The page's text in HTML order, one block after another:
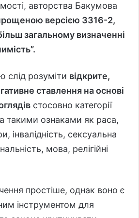
авторства Бакумова
версією 3316-2,
загальному визначенні
слід розуміти відкрите,
ставлення на основі
стосовно категорії
такими ознаками як раса,
інвалідність, сексуальна
мова, релігійні
простіше, однак воно є
інструментом для